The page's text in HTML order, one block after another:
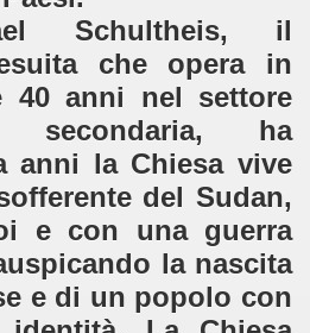
Schultheis, il
che opera in
40 anni nel settore
secondaria, ha
anni la Chiesa vive
del Sudan,
e con una guerra
la nascita
e di un popolo con